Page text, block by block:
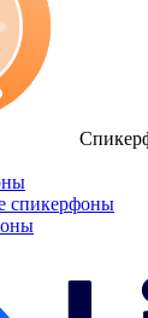
спикерфоны